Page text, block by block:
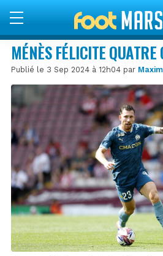
MÉNÈS FÉLICITE QUATRE
Publié le 3 Sep 2024 à 12h04 par